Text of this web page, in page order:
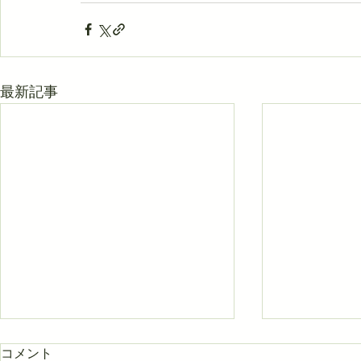
最新記事
コメント